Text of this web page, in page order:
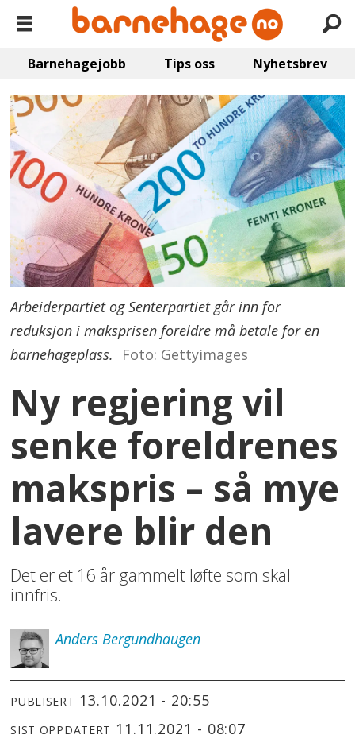
Barnehagejobb Tips oss Nyhetsbrev
Arbeiderpartiet og Senterpartiet går inn for
reduksjon i maksprisen foreldre må betale for en
barnehageplass.
Foto: Gettyimages
Ny regjering vil
senke foreldrenes
makspris – så mye
lavere blir den
Det er et 16 år gammelt løfte som skal
innfris.
Anders Bergundhaugen
PUBLISERT 13.10.2021 - 20:55
SIST OPPDATERT 11.11.2021 - 08:07